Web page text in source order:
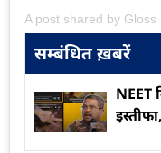
सम्बंधित ख़बरें
NEET